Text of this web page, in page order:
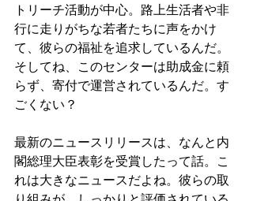
トリーチ活動が中心。路上生活者や非
行に走りがちな若者たちに声をかけ
て、彼らの福祉を追求しているんだ。
そしてね、このセンターは助成金に頼
らず、寄付で運営されているんだ。す
ごくない？
最新のニュースリリースは、なんと内
閣総理大臣表彰を受賞したって話。こ
れは大きなニュースだよね。彼らの取